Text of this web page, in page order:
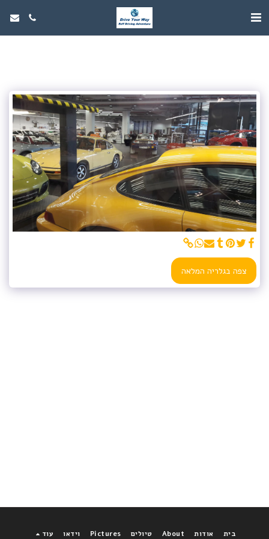
צפה בגלריה המלאה
בית אודות About טיולים Pictures וידאו עוד